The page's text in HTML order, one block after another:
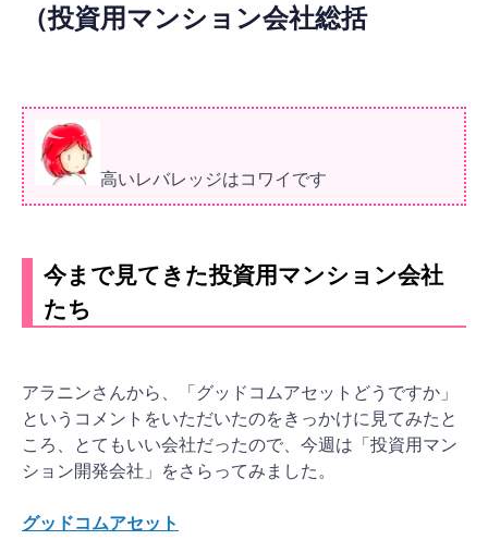
（投資用マンション会社総括
高いレバレッジはコワイです
今まで見てきた投資用マンション会社
たち
アラニンさんから、「グッドコムアセットどうですか」
というコメントをいただいたのをきっかけに見てみたと
ころ、とてもいい会社だったので、今週は「投資用マン
ション開発会社」をさらってみました。
グッドコムアセット